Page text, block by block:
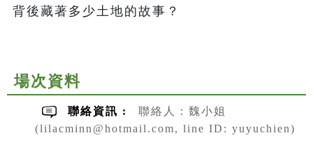
背後藏著多少土地的故事？
場次資料
聯絡資訊 :
聯絡人：魏小姐
(lilacminn@hotmail.com, line ID: yuyuchien)